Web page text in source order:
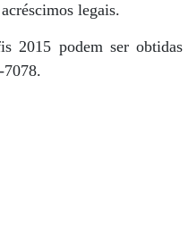
legais.
2015 podem ser